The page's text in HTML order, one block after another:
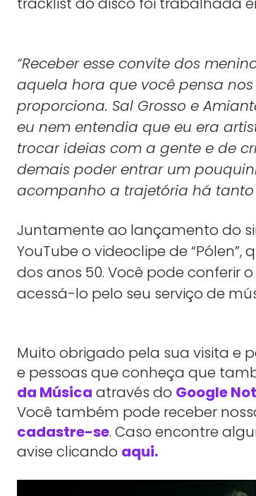
“Receber esse convite dos
aquela hora que você pensa
proporciona. Sal Grosso e
eu nem entendia que eu era
trocar ideias com a gente e de
demais poder entrar um
acompanho a trajetória há tanto
Juntamente ao lançamento do
YouTube o videoclipe de
dos anos 50. Você pode conferir
acessá-lo pelo seu serviço de
Muito obrigado pela sua visita e
e pessoas que conheça que
da Música através do Google
Você também pode receber
cadastre-se. Caso encontre
avise clicando aqui.